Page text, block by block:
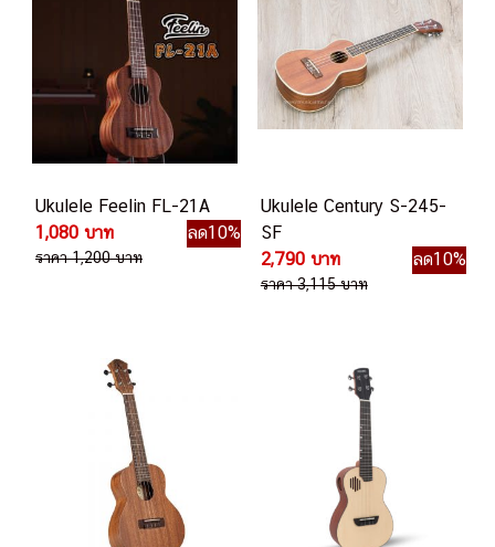
Ukulele Feelin FL-21A
1,080 บาท
ลด10%
ราคา 1,200 บาท
Ukulele Century S-245-
SF
2,790 บาท
ลด10%
ราคา 3,115 บาท